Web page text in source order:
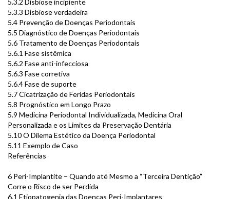
5.3.2 Disbiose incipiente
5.3.3 Disbiose verdadeira
5.4 Prevenção de Doenças Periodontais
5.5 Diagnóstico de Doenças Periodontais
5.6 Tratamento de Doenças Periodontais
5.6.1 Fase sistêmica
5.6.2 Fase anti-infecciosa
5.6.3 Fase corretiva
5.6.4 Fase de suporte
5.7 Cicatrização de Feridas Periodontais
5.8 Prognóstico em Longo Prazo
5.9 Medicina Periodontal Individualizada, Medicina Oral
Personalizada e os Limites da Preservação Dentária
5.10 O Dilema Estético da Doença Periodontal
5.11 Exemplo de Caso
Referências
6 Peri-Implantite – Quando até Mesmo a “Terceira Dentição”
Corre o Risco de ser Perdida
6.1 Etiopatogenia das Doenças Peri-Implantares